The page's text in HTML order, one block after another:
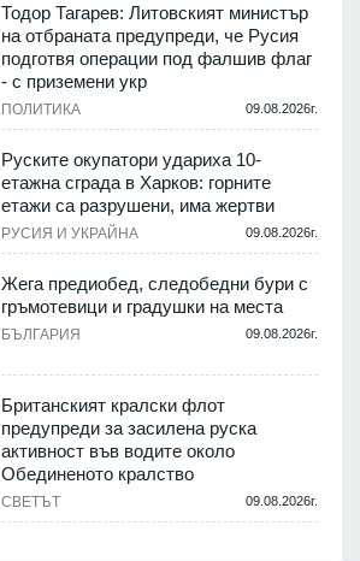
Тодор Тагарев: Литовският министър
на отбраната предупреди, че Русия
подготвя операции под фалшив флаг
- с приземени укр
ПОЛИТИКА 09.08.2026г.
Руските окупатори удариха 10-
етажна сграда в Харков: горните
етажи са разрушени, има жертви
РУСИЯ И УКРАЙНА 09.08.2026г.
Жега предиобед, следобедни бури с
гръмотевици и градушки на места
БЪЛГАРИЯ 09.08.2026г.
Британският кралски флот
предупреди за засилена руска
активност във водите около
Обединеното кралство
СВЕТЪТ 09.08.2026г.